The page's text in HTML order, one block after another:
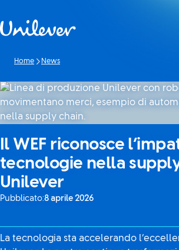
Home News
Il WEF riconosce
tecnologie nella
Unilever
Pubblicato:8 aprile 2026
La tecnologia sta accelerando